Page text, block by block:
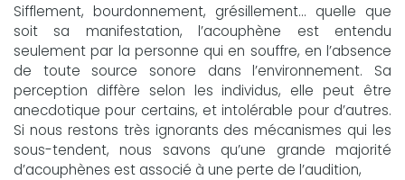
Sifflement, bourdonnement, grésillement... quelle que
soit sa manifestation, l’acouphène est entendu
seulement par la personne qui en souffre, en l’absence
de toute source sonore dans l’environnement. Sa
perception diffère selon les individus, elle peut être
anecdotique pour certains, et intolérable pour d’autres.
Si nous restons très ignorants des mécanismes qui les
sous-tendent, nous savons qu’une grande majorité
d’acouphènes est associé à une perte de l’audition,